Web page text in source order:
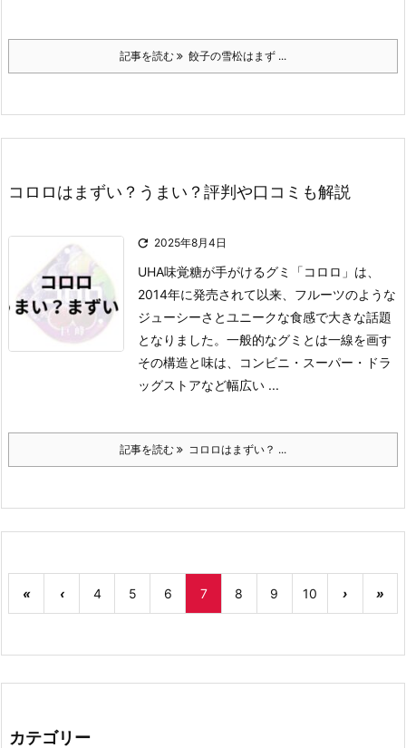
記事を読む 餃子の雪松はまず ...
コロロはまずい？うまい？評判や口コミも解説
 2025年8月4日
UHA味覚糖が手がけるグミ「コロロ」は、
2014年に発売されて以来、フルーツのような
ジューシーさとユニークな食感で大きな話題
となりました。 一般的なグミとは一線を画す
その構造と味は、コンビニ・スーパー・ドラ
ッグストアなど幅広い ...
記事を読む コロロはまずい？ ...
« ‹ 4 5 6 7 8 9 10 › »
カテゴリー